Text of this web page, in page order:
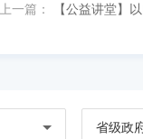
上一篇： 【公益讲堂】
省级政